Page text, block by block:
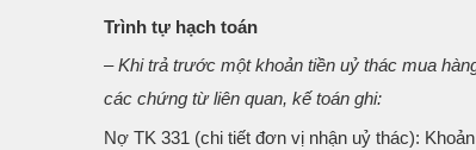
Trình tự hạch toán
– Khi trả trước một khoản tiền uỷ thác mua
các chứng từ liên quan, kế toán ghi:
Nợ TK 331 (chi tiết đơn vị nhận uỷ thác):